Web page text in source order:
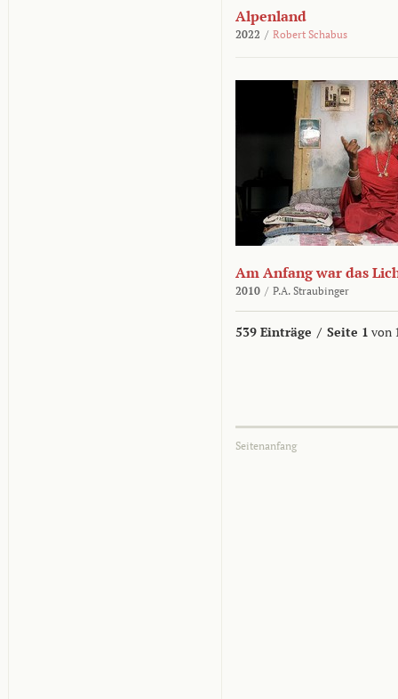
Alpenland
2022 / Robert Schabus
Am Anfang war das
2010 / P.A. Straubinger
539 Einträge / Seite 1 von
Seitenanfang